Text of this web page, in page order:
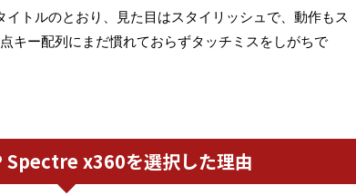
トルのとおり、見た目はスタイリッシュで、動作もス
キー配列にまだ慣れておらずタッチミスをしがちで
Spectre x360を選択した理由